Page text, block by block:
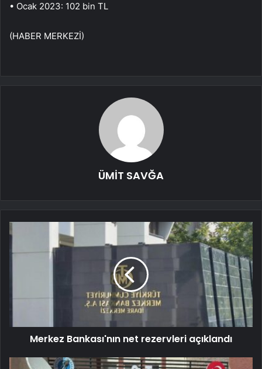
• Ocak 2023: 102 bin TL
(HABER MERKEZİ)
ÜMİT SAVĞA
Merkez Bankası'nın net rezervleri açıklandı